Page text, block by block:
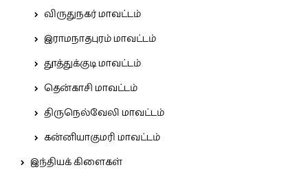
விருதுநகர் மாவட்டம்
இராமநாதபுரம் மாவட்டம்
தூத்துக்குடி மாவட்டம்
தென்காசி மாவட்டம்
திருநெல்வேலி மாவட்டம்
கன்னியாகுமரி மாவட்டம்
இந்தியக் கிளைகள்